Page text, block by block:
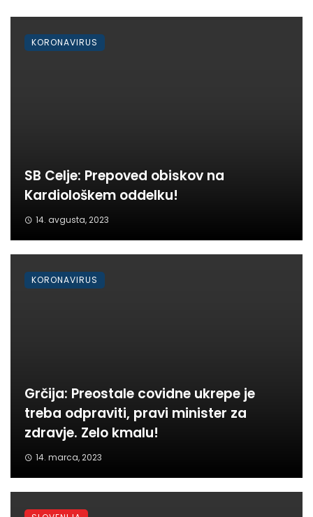
SB Celje: Prepoved obiskov na
Kardiološkem oddelku!
14. avgusta, 2023
KORONAVIRUS
Grčija: Preostale covidne ukrepe je
treba odpraviti, pravi minister za
zdravje. Zelo kmalu!
14. marca, 2023
KORONAVIRUS